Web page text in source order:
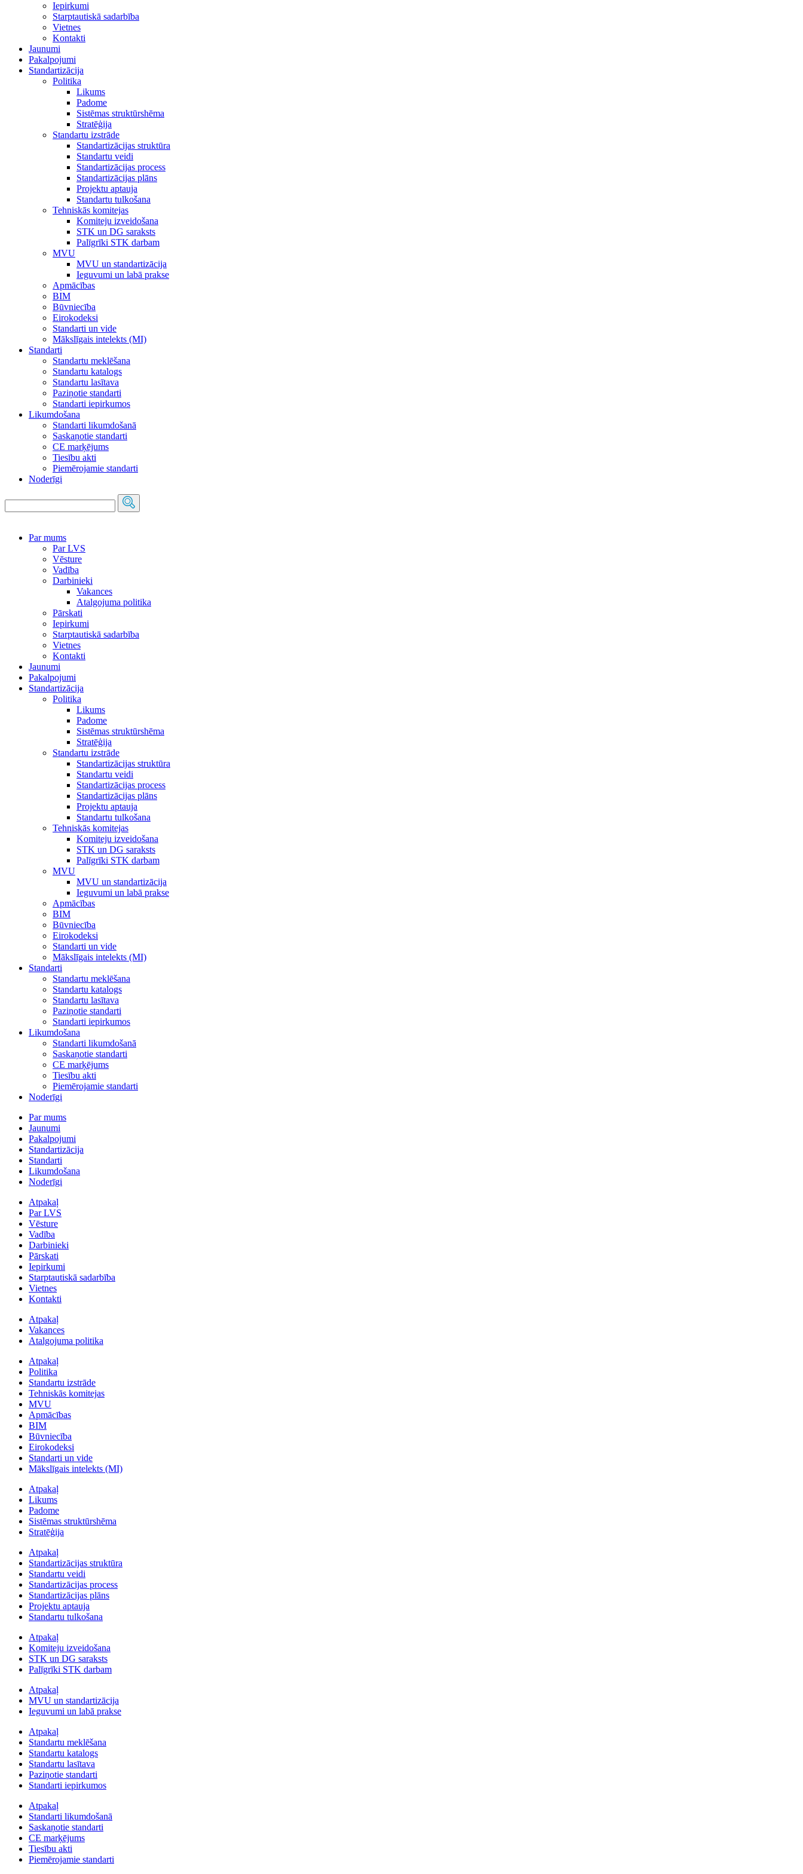
Iepirkumi
Starptautiskā sadarbība
Vietnes
Kontakti
Jaunumi
Pakalpojumi
Standartizācija
Politika
Likums
Padome
Sistēmas struktūrshēma
Stratēģija
Standartu izstrāde
Standartizācijas struktūra
Standartu veidi
Standartizācijas process
Standartizācijas plāns
Projektu aptauja
Standartu tulkošana
Tehniskās komitejas
Komiteju izveidošana
STK un DG saraksts
Palīgrīki STK darbam
MVU
MVU un standartizācija
Ieguvumi un labā prakse
Apmācības
BIM
Būvniecība
Eirokodeksi
Standarti un vide
Mākslīgais intelekts (MI)
Standarti
Standartu meklēšana
Standartu katalogs
Standartu lasītava
Paziņotie standarti
Standarti iepirkumos
Likumdošana
Standarti likumdošanā
Saskaņotie standarti
CE marķējums
Tiesību akti
Piemērojamie standarti
Noderīgi
Par mums
Par LVS
Vēsture
Vadība
Darbinieki
Vakances
Atalgojuma politika
Pārskati
Iepirkumi
Starptautiskā sadarbība
Vietnes
Kontakti
Jaunumi
Pakalpojumi
Standartizācija
Politika
Likums
Padome
Sistēmas struktūrshēma
Stratēģija
Standartu izstrāde
Standartizācijas struktūra
Standartu veidi
Standartizācijas process
Standartizācijas plāns
Projektu aptauja
Standartu tulkošana
Tehniskās komitejas
Komiteju izveidošana
STK un DG saraksts
Palīgrīki STK darbam
MVU
MVU un standartizācija
Ieguvumi un labā prakse
Apmācības
BIM
Būvniecība
Eirokodeksi
Standarti un vide
Mākslīgais intelekts (MI)
Standarti
Standartu meklēšana
Standartu katalogs
Standartu lasītava
Paziņotie standarti
Standarti iepirkumos
Likumdošana
Standarti likumdošanā
Saskaņotie standarti
CE marķējums
Tiesību akti
Piemērojamie standarti
Noderīgi
Par mums
Jaunumi
Pakalpojumi
Standartizācija
Standarti
Likumdošana
Noderīgi
Atpakaļ
Par LVS
Vēsture
Vadība
Darbinieki
Pārskati
Iepirkumi
Starptautiskā sadarbība
Vietnes
Kontakti
Atpakaļ
Vakances
Atalgojuma politika
Atpakaļ
Politika
Standartu izstrāde
Tehniskās komitejas
MVU
Apmācības
BIM
Būvniecība
Eirokodeksi
Standarti un vide
Mākslīgais intelekts (MI)
Atpakaļ
Likums
Padome
Sistēmas struktūrshēma
Stratēģija
Atpakaļ
Standartizācijas struktūra
Standartu veidi
Standartizācijas process
Standartizācijas plāns
Projektu aptauja
Standartu tulkošana
Atpakaļ
Komiteju izveidošana
STK un DG saraksts
Palīgrīki STK darbam
Atpakaļ
MVU un standartizācija
Ieguvumi un labā prakse
Atpakaļ
Standartu meklēšana
Standartu katalogs
Standartu lasītava
Paziņotie standarti
Standarti iepirkumos
Atpakaļ
Standarti likumdošanā
Saskaņotie standarti
CE marķējums
Tiesību akti
Piemērojamie standarti